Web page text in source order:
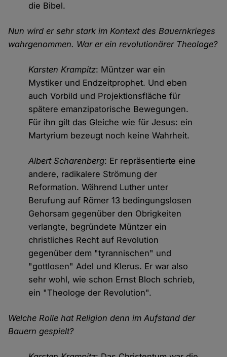
die Bibel.
Nun wird er sehr stark im Kontext des Bauernkrieges
wahrgenommen. War er ein revolutionärer Theologe?
Karsten Krampitz: Müntzer war ein
Mystiker und Endzeitprophet. Und eben
auch Vorbild und Projektionsfläche für
spätere emanzipatorische Bewegungen.
Für ihn gilt das Gleiche wie für Jesus: ein
Martyrium bezeugt noch keine Wahrheit.
Albert Scharenberg: Er repräsentierte eine
andere, radikalere Strömung der
Reformation. Während Luther unter
Berufung auf Römer 13 bedingungslosen
Gehorsam gegenüber den Obrigkeiten
verlangte, begründete Müntzer ein
christliches Recht auf Revolution
gegenüber dem "tyrannischen" und
"gottlosen" Adel und Klerus. Er war also
sehr wohl, wie schon Ernst Bloch schrieb,
ein "Theologe der Revolution".
Welche Rolle hat Religion denn im Aufstand der
Bauern gespielt?